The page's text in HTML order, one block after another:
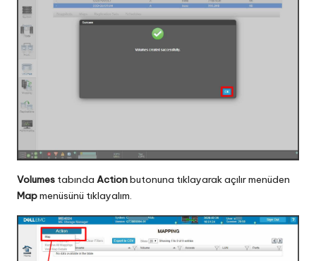
Volumes tabında Actionbutonuna tıklayarak açılır menüden
Mapmenüsünü tıklayalım.